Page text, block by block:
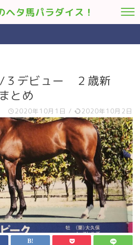
ヘタ馬パラダイス！
/３デビュー ２歳新
とめ
2020年10月1日 / 2020年10月2日